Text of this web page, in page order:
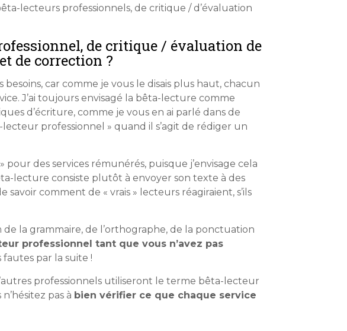
lecteurs professionnels, de critique / d’évaluation
de critique / évaluation de
de correction ?
car comme je vous le disais plus haut, chacun
J’ai toujours envisagé la bêta-lecture comme
d’écriture, comme je vous en ai parlé dans de
professionnel » quand il s’agit de rédiger un
des services rémunérés, puisque j’envisage cela
lecture consiste plutôt à envoyer son texte à des
comment de « vrais » lecteurs réagiraient, s’ils
la grammaire, de l’orthographe, de la ponctuation
professionnel tant que vous n’avez pas
par la suite !
professionnels utiliseront le terme bêta-lecteur
pas à bien vérifier ce que chaque service